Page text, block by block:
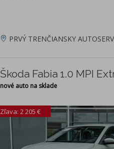
PRVÝ TRENČIANSKY
Škoda Fabia 1.0 MPI
nové auto na sklade
Zľava: 2 205 €